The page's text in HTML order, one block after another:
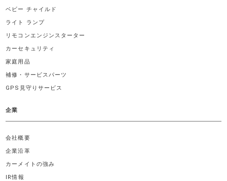
ベビー チャイルド
ライト ランプ
リモコンエンジンスターター
カーセキュリティ
家庭用品
補修・サービスパーツ
GPS見守りサービス
企業
会社概要
企業沿革
カーメイトの強み
IR情報